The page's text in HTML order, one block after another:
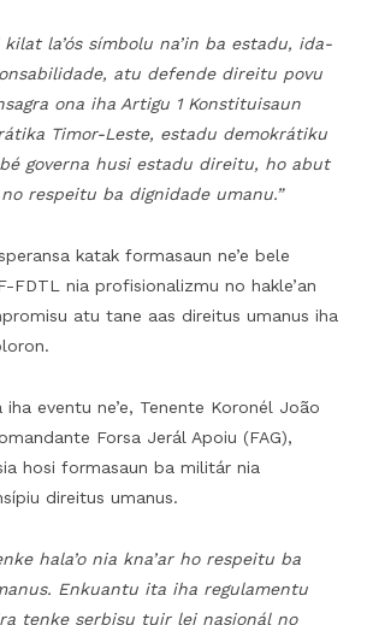
la’ós símbolu na’in ba estadu, ida-
atu defende direitu povu
ona iha Artigu 1 Konstituisaun
Timor-Leste, estadu demokrátiku
governa husi estadu direitu, ho abut
respeitu ba dignidade umanu.”
katak formasaun ne’e bele
FDTL nia profisionalizmu no hakle’an
atu tane aas direitus umanus iha
iha eventu ne’e, Tenente Koronél João
Forsa Jerál Apoiu (FAG),
hosi formasaun ba militár nia
direitus umanus.
hala’o nia kna’ar ho respeitu ba
Enkuantu ita iha regulamentu
tenke serbisu tuir lei nasionál no